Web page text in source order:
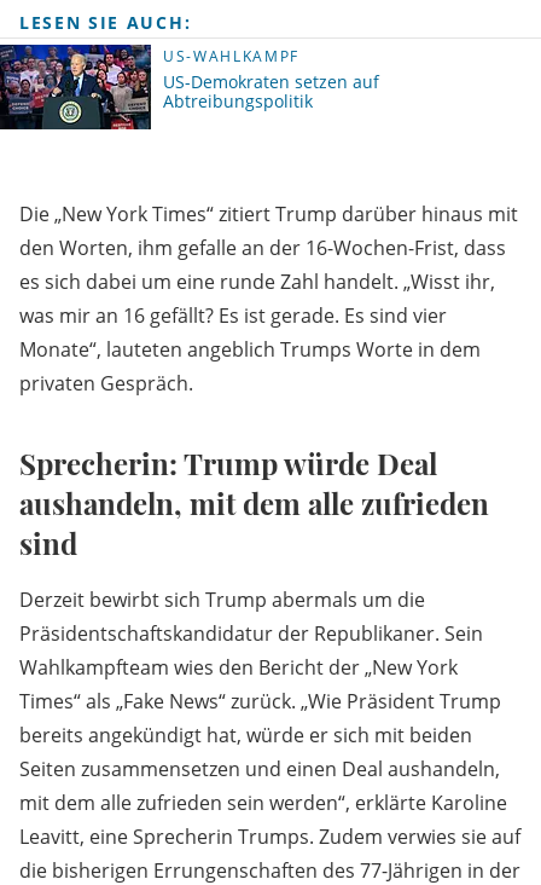
LESEN SIE AUCH:
US-WAHLKAMPF
US-Demokraten setzen auf
Abtreibungspolitik
Die „New York Times“ zitiert Trump darüber hinaus mit
den Worten, ihm gefalle an der 16-Wochen-Frist, dass
es sich dabei um eine runde Zahl handelt. „Wisst ihr,
was mir an 16 gefällt? Es ist gerade. Es sind vier
Monate“, lauteten angeblich Trumps Worte in dem
privaten Gespräch.
Sprecherin: Trump würde Deal
aushandeln, mit dem alle zufrieden
sind
Derzeit bewirbt sich Trump abermals um die
Präsidentschaftskandidatur der Republikaner. Sein
Wahlkampfteam wies den Bericht der „New York
Times“ als „Fake News“ zurück. „Wie Präsident Trump
bereits angekündigt hat, würde er sich mit beiden
Seiten zusammensetzen und einen Deal aushandeln,
mit dem alle zufrieden sein werden“, erklärte Karoline
Leavitt, eine Sprecherin Trumps. Zudem verwies sie auf
die bisherigen Errungenschaften des 77-Jährigen in der